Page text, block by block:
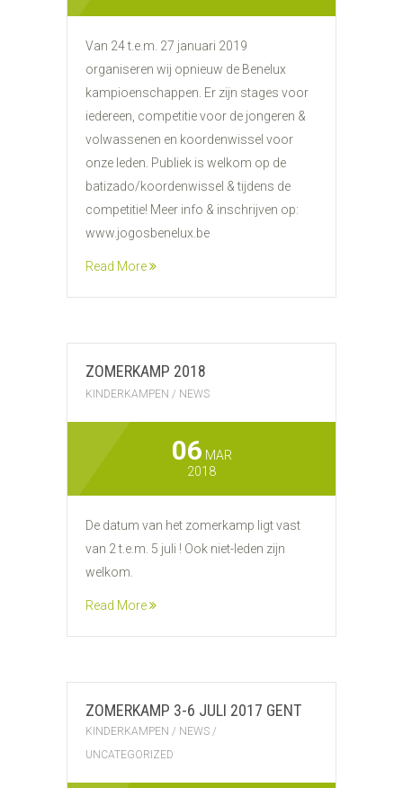
Van 24 t.e.m. 27 januari 2019
organiseren wij opnieuw de Benelux
kampioenschappen. Er zijn stages voor
iedereen, competitie voor de jongeren &
volwassenen en koordenwissel voor
onze leden. Publiek is welkom op de
batizado/koordenwissel & tijdens de
competitie! Meer info & inschrijven op:
www.jogosbenelux.be
Read More
ZOMERKAMP 2018
KINDERKAMPEN / NEWS
06 MAR
2018
De datum van het zomerkamp ligt vast
van 2 t.e.m. 5 juli ! Ook niet-leden zijn
welkom.
Read More
ZOMERKAMP 3-6 JULI 2017 GENT
KINDERKAMPEN / NEWS /
UNCATEGORIZED